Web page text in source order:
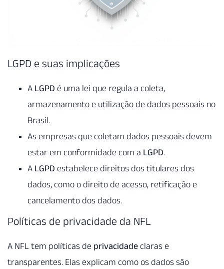
LGPD e suas implicações
A LGPD é uma lei que regula a coleta,
armazenamento e utilização de dados pessoais no
Brasil.
As empresas que coletam dados pessoais devem
estar em conformidade com a LGPD.
A LGPD estabelece direitos dos titulares dos
dados, como o direito de acesso, retificação e
cancelamento dos dados.
Políticas de privacidade da NFL
A NFL tem políticas de privacidade claras e
transparentes. Elas explicam como os dados são